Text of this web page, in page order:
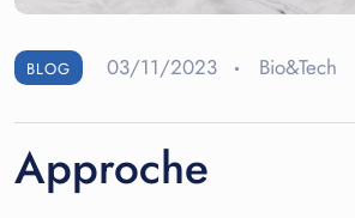
BLOG 03/11/2023 Bio&Tech
Approche